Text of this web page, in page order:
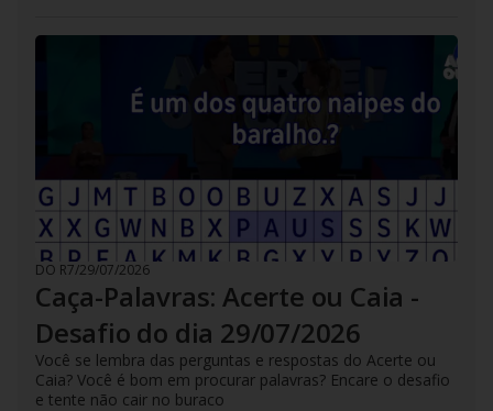
DO R7/29/07/2026
Caça-Palavras: Acerte ou Caia -
Desafio do dia 29/07/2026
Você se lembra das perguntas e respostas do Acerte ou
Caia? Você é bom em procurar palavras? Encare o desafio
e tente não cair no buraco